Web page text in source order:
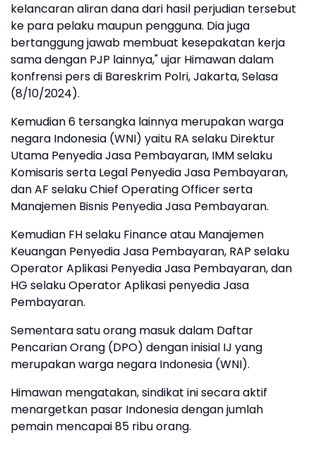
kelancaran aliran dana dari hasil perjudian tersebut
ke para pelaku maupun pengguna. Dia juga
bertanggung jawab membuat kesepakatan kerja
sama dengan PJP lainnya," ujar Himawan dalam
konfrensi pers di Bareskrim Polri, Jakarta, Selasa
(8/10/2024).
Kemudian 6 tersangka lainnya merupakan warga
negara Indonesia (WNI) yaitu RA selaku Direktur
Utama Penyedia Jasa Pembayaran, IMM selaku
Komisaris serta Legal Penyedia Jasa Pembayaran,
dan AF selaku Chief Operating Officer serta
Manajemen Bisnis Penyedia Jasa Pembayaran.
Kemudian FH selaku Finance atau Manajemen
Keuangan Penyedia Jasa Pembayaran, RAP selaku
Operator Aplikasi Penyedia Jasa Pembayaran, dan
HG selaku Operator Aplikasi penyedia Jasa
Pembayaran.
Sementara satu orang masuk dalam Daftar
Pencarian Orang (DPO) dengan inisial IJ yang
merupakan warga negara Indonesia (WNI).
Himawan mengatakan, sindikat ini secara aktif
menargetkan pasar Indonesia dengan jumlah
pemain mencapai 85 ribu orang.